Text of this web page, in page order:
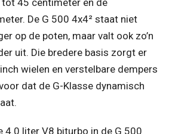
De G 500 4x4² staat niet
op de poten, maar valt ook zo’n
uit. Die bredere basis zorgt er
wielen en verstelbare dempers
dat de G-Klasse dynamisch
4.0 liter V8 biturbo in de G 500